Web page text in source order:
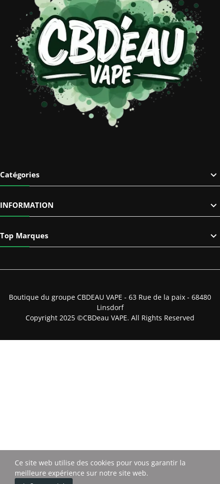
Catégories 
INFORMATION 
Top Marques 
Boutique du groupe CBDEAU VAPE - 63 Rue de la paix - 68480
Linsdorf
Copyright 2025 ©CBDeau VAPE. All Rights Reserved
Ce site web utilise des cookies pour vous garantir la
meilleure expérience sur notre site web.